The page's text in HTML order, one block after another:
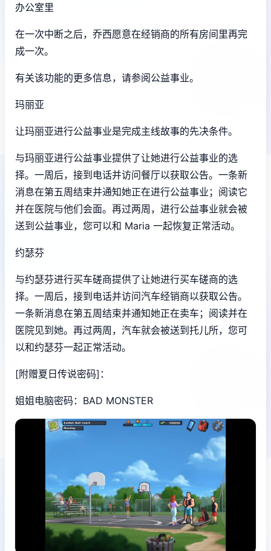
办公室里
在一次中断之后，乔西愿意在经销商的所有房间里再完
成一次。
有关该功能的更多信息，请参阅公益事业。
玛丽亚
让玛丽亚进行公益事业是完成主线故事的先决条件。
与玛丽亚进行公益事业提供了让她进行公益事业的选
择。一周后，接到电话并访问餐厅以获取公告。一条新
消息在第五周结束并通知她正在进行公益事业；阅读它
并在医院与他们会面。再过两周，进行公益事业就会被
送到公益事业，您可以和 Maria 一起恢复正常活动。
约瑟芬
与约瑟芬进行买车磋商提供了让她进行买车磋商的选
择。一周后，接到电话并访问汽车经销商以获取公告。
一条新消息在第五周结束并通知她正在卖车；阅读并在
医院见到她。再过两周，汽车就会被送到托儿所，您可
以和约瑟芬一起正常活动。
[附赠夏日传说密码]：
姐姐电脑密码：BAD MONSTER